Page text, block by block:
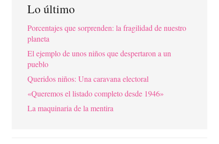
Lo último
Porcentajes que sorprenden: la fragilidad de nuestro
planeta
El ejemplo de unos niños que despertaron a un
pueblo
Queridos niños: Una caravana electoral
«Queremos el listado completo desde 1946»
La maquinaria de la mentira